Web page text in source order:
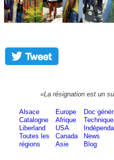
«La résignation est un
Alsace
Catalogne
Liberland
Toutes les
régions
Europe
Afrique
USA
Canada
Asie
Doc
News
Blog